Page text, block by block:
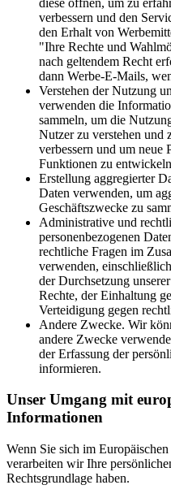
verbessern und den
den Erhalt von
"Ihre Rechte und
nach geltendem Recht
dann Werbe-E-Mails,
Verstehen der Nutzung
verwenden die
sammeln, um die
Nutzer zu verstehen und
verbessern und um neue
Funktionen zu
Erstellung aggregierter
Daten verwenden, um
Geschäftszwecke zu
Administrative und
personenbezogenen
rechtliche Fragen im
verwenden,
der Durchsetzung
Rechte, der Einhaltung
Verteidigung gegen
Andere Zwecke. Wir
andere Zwecke
der Erfassung der
informieren.
Unser Umgang mit
Informationen
Wenn Sie sich im
verarbeiten wir Ihre
Rechtsgrundlage haben.